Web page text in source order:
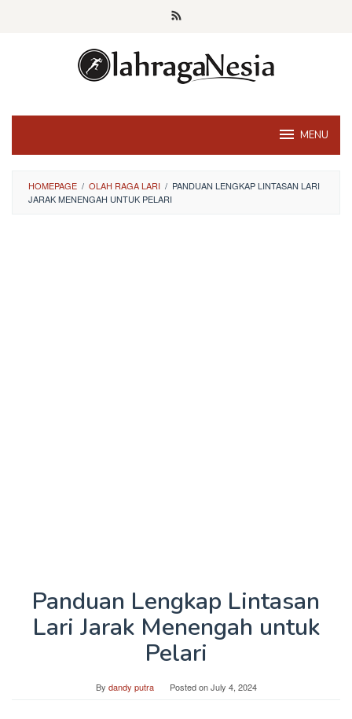
MENU
HOMEPAGE / OLAH RAGA LARI / PANDUAN LENGKAP LINTASAN LARI
JARAK MENENGAH UNTUK PELARI
Panduan Lengkap Lintasan
Lari Jarak Menengah untuk
Pelari
By dandy putra Posted onJuly 4, 2024